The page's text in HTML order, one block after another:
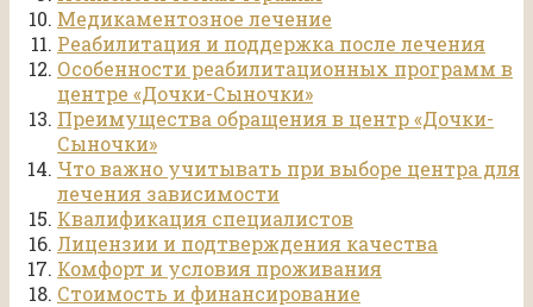
Медикаментозное лечение
Реабилитация и поддержка после лечения
Особенности реабилитационных программ в
центре «Дочки-Сыночки»
Преимущества обращения в центр «Дочки-
Сыночки»
Что важно учитывать при выборе центра для
лечения зависимости
Квалификация специалистов
Лицензии и подтверждения качества
Комфорт и условия проживания
Стоимость и финансирование